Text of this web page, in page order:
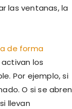
las ventanas, la
de forma
los
Por ejemplo, si
O si se abren
llevan